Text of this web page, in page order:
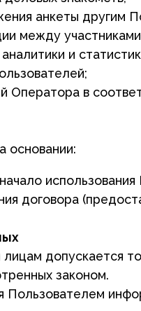
в соответствии с
использования Бота,
допускается только
законом.